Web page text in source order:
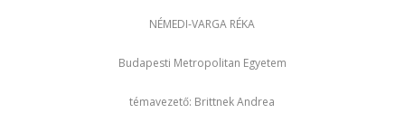
NÉMEDI-VARGA RÉKA
Budapesti Metropolitan Egyetem
témavezető: Brittnek Andrea​